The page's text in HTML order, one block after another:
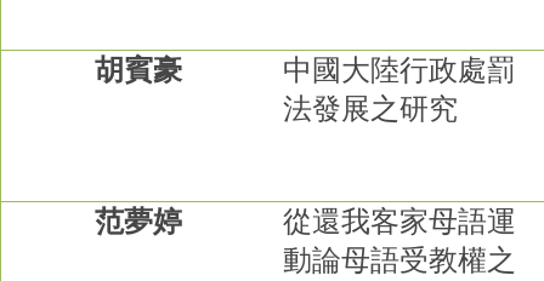
胡賓豪
中國大陸行政處罰
法發展之研究
范夢婷
從還我客家母語運
動論母語受教權之